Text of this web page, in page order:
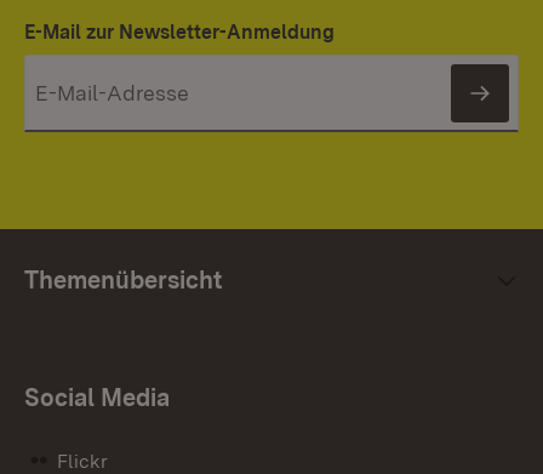
E-Mail zur Newsletter-Anmeldung
Themenübersicht
Social Media
Flickr